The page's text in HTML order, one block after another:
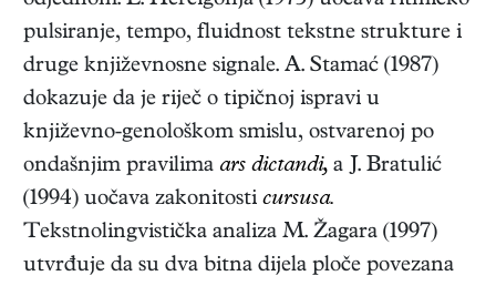
pulsiranje, tempo, fluidnost tekstne strukture i
druge književnosne signale. A. Stamać (1987)
dokazuje da je riječ o tipičnoj ispravi u
književno-genološkom smislu, ostvarenoj po
ondašnjim pravilima ars dictandi, a J. Bratulić
(1994) uočava zakonitosti cursusa.
Tekstnolingvistička analiza M. Žagara (1997)
utvrđuje da su dva bitna dijela ploče povezana